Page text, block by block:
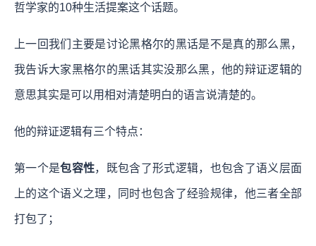
哲学家的10种生活提案这个话题。
上一回我们主要是讨论黑格尔的黑话是不是真的那么黑，
我告诉大家黑格尔的黑话其实没那么黑，他的辩证逻辑的
意思其实是可以用相对清楚明白的语言说清楚的。
他的辩证逻辑有三个特点：
第一个是包容性，既包含了形式逻辑，也包含了语义层面
上的这个语义之理，同时也包含了经验规律，他三者全部
打包了；